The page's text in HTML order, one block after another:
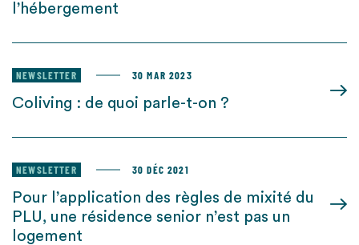
l’hébergement
NEWSLETTER 30 MAR 2023
Coliving : de quoi parle-t-on ?
NEWSLETTER 30 DÉC 2021
Pour l’application des règles de mixité du
PLU, une résidence senior n’est pas un
logement